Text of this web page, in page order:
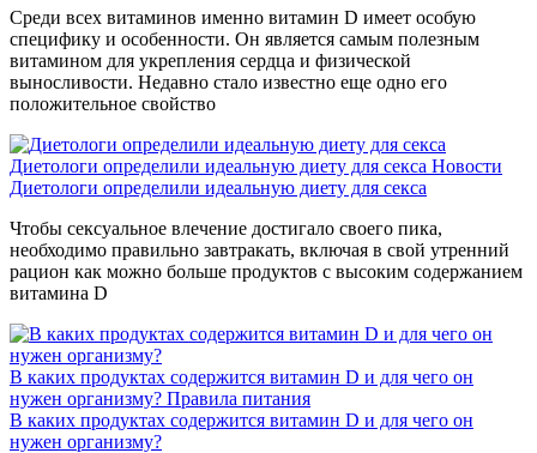
Среди всех витаминов именно витамин D имеет особую
специфику и особенности. Он является самым полезным
витамином для укрепления сердца и физической
выносливости. Недавно стало известно еще одно его
положительное свойство
Диетологи определили идеальную диету для секса Новости
Диетологи определили идеальную диету для секса
Чтобы сексуальное влечение достигало своего пика,
необходимо правильно завтракать, включая в свой утренний
рацион как можно больше продуктов с высоким содержанием
витамина D
В каких продуктах содержится витамин D и для чего он
нужен организму? Правила питания
В каких продуктах содержится витамин D и для чего он
нужен организму?